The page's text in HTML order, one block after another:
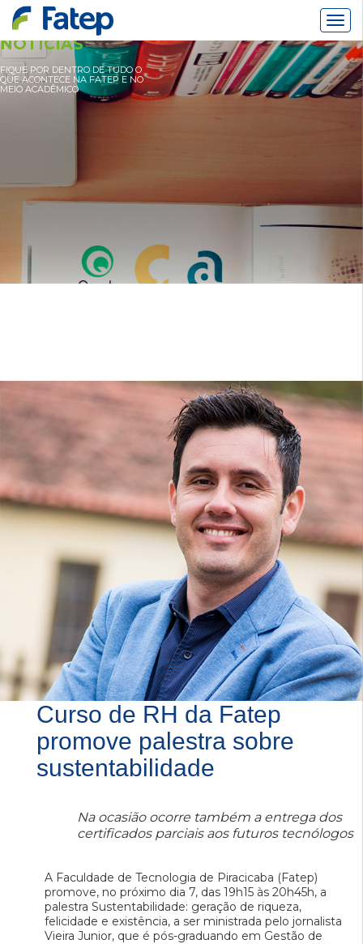
NOTÍCIAS
FIQUE POR DENTRO DE TUDO O
QUE ACONTECE NA FATEP E NO
MEIO ACADÊMICO
Curso de RH da Fatep
promove palestra sobre
sustentabilidade
Na ocasião ocorre também a entrega dos
certificados parciais aos futuros tecnólogos
A Faculdade de Tecnologia de Piracicaba (Fatep)
promove, no próximo dia 7, das 19h15 às 20h45h, a
palestra Sustentabilidade: geração de riqueza,
felicidade e existência, a ser ministrada pelo jornalista
Vieira Junior, que é pós-graduando em Gestão de